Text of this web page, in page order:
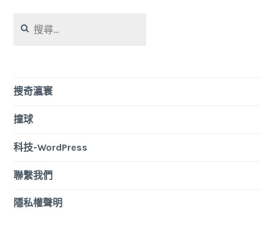
尋
搜奇瀛寰
撞球
科技-WordPress
聯繫我們
隱私權聲明